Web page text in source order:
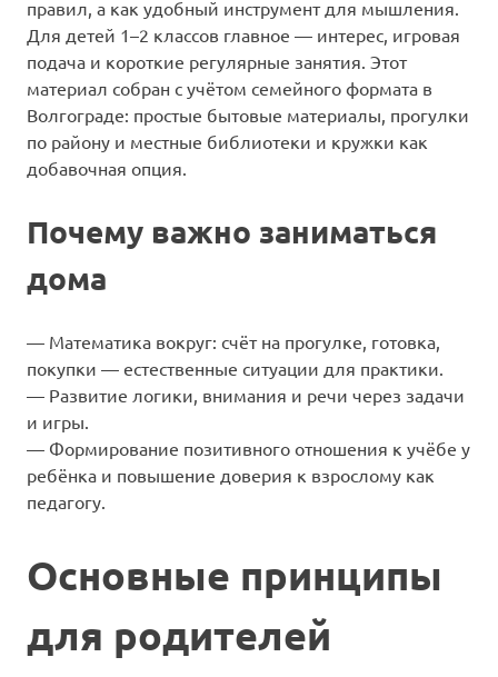
правил, а как удобный инструмент для мышления.
Для детей 1–2 классов главное — интерес, игровая
подача и короткие регулярные занятия. Этот
материал собран с учётом семейного формата в
Волгограде: простые бытовые материалы, прогулки
по району и местные библиотеки и кружки как
добавочная опция.
Почему важно заниматься
дома
— Математика вокруг: счёт на прогулке, готовка,
покупки — естественные ситуации для практики.
— Развитие логики, внимания и речи через задачи
и игры.
— Формирование позитивного отношения к учёбе у
ребёнка и повышение доверия к взрослому как
педагогу.
Основные принципы
для родителей